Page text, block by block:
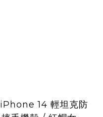
iPhone 14 輕坦克防